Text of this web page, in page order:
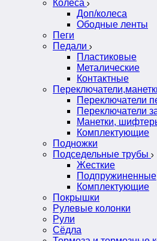
Колеса
Доп/колеса
Ободные ленты
Пеги
Педали
Пластиковые
Металические
Контактные
Переключатели
Переключатели
Манетки,
Комплектующие
Подножки
Подседельные трубы
Жесткие
Подпружиненные
Комплектующие
Покрышки
Рулевые колонки
Рули
Сёдла